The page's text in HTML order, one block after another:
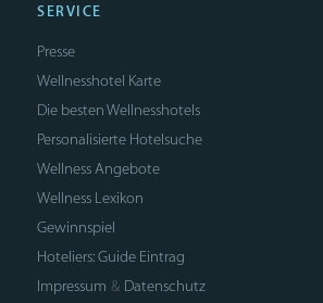
SERVICE
Presse
Wellnesshotel Karte
Die besten Wellnesshotels
Personalisierte Hotelsuche
Wellness Angebote
Wellness Lexikon
Gewinnspiel
Hoteliers: Guide Eintrag
Impressum & Datenschutz